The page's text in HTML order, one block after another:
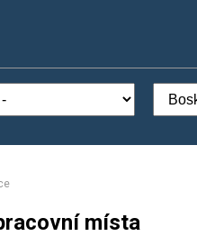
místa